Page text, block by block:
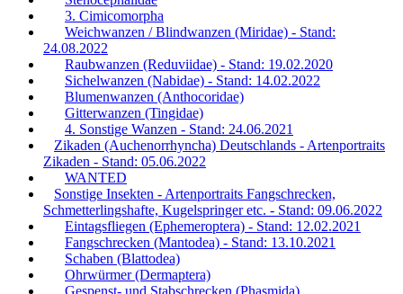
3. Cimicomorpha
Weichwanzen / Blindwanzen (Miridae) - Stand:
24.08.2022
Raubwanzen (Reduviidae) - Stand: 19.02.2020
Sichelwanzen (Nabidae) - Stand: 14.02.2022
Blumenwanzen (Anthocoridae)
Gitterwanzen (Tingidae)
4. Sonstige Wanzen - Stand: 24.06.2021
Zikaden (Auchenorrhyncha) Deutschlands - Artenportraits
Zikaden - Stand: 05.06.2022
WANTED
Sonstige Insekten - Artenportraits Fangschrecken,
Schmetterlingshafte, Kugelspringer etc. - Stand: 09.06.2022
Eintagsfliegen (Ephemeroptera) - Stand: 12.02.2021
Fangschrecken (Mantodea) - Stand: 13.10.2021
Schaben (Blattodea)
Ohrwürmer (Dermaptera)
Gespenst- und Stabschrecken (Phasmida)